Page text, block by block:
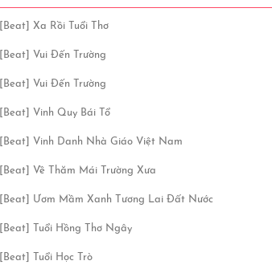
[Beat] Xa Rồi Tuổi Thơ
[Beat] Vui Đến Trường
[Beat] Vui Đến Trường
[Beat] Vinh Quy Bái Tổ
[Beat] Vinh Danh Nhà Giáo Việt Nam
[Beat] Về Thăm Mái Trường Xưa
[Beat] Ươm Mầm Xanh Tương Lai Đất Nước
[Beat] Tuổi Hồng Thơ Ngây
[Beat] Tuổi Học Trò